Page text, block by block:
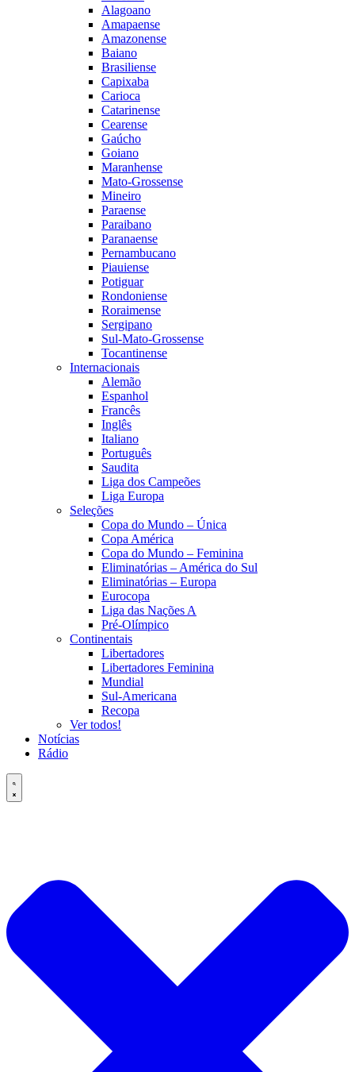
Alagoano
Amapaense
Amazonense
Baiano
Brasiliense
Capixaba
Carioca
Catarinense
Cearense
Gaúcho
Goiano
Maranhense
Mato-Grossense
Mineiro
Paraense
Paraibano
Paranaense
Pernambucano
Piauiense
Potiguar
Rondoniense
Roraimense
Sergipano
Sul-Mato-Grossense
Tocantinense
Internacionais
Alemão
Espanhol
Francês
Inglês
Italiano
Português
Saudita
Liga dos Campeões
Liga Europa
Seleções
Copa do Mundo – Única
Copa América
Copa do Mundo – Feminina
Eliminatórias – América do Sul
Eliminatórias – Europa
Eurocopa
Liga das Nações A
Pré-Olímpico
Continentais
Libertadores
Libertadores Feminina
Mundial
Sul-Americana
Recopa
Ver todos!
Notícias
Rádio